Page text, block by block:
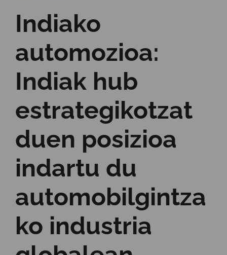
Indiako
automozioa:
Indiak hub
estrategikotzat
duen posizioa
indartu du
automobilgintza
ko industria